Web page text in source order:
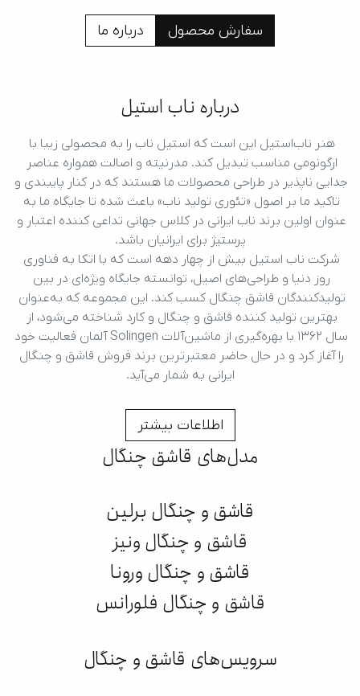
سفارش محصول درباره ما
درباره ناب استیل
هنر ناب‌استیل این است که استیل ناب را به محصولی زیبا با
پرستیژ برای ایرانیان باشد.
شرکت ناب استیل بیش از چهار دهه است که با اتکا به فناوری
ایرانی به شمار می‌آید.
اطلاعات بیشتر
مدل‌های قاشق چنگال
قاشق و چنگال برلین
قاشق و چنگال ونیز
قاشق و چنگال ورونا
قاشق و چنگال فلورانس
سرویس‌های قاشق و چنگال